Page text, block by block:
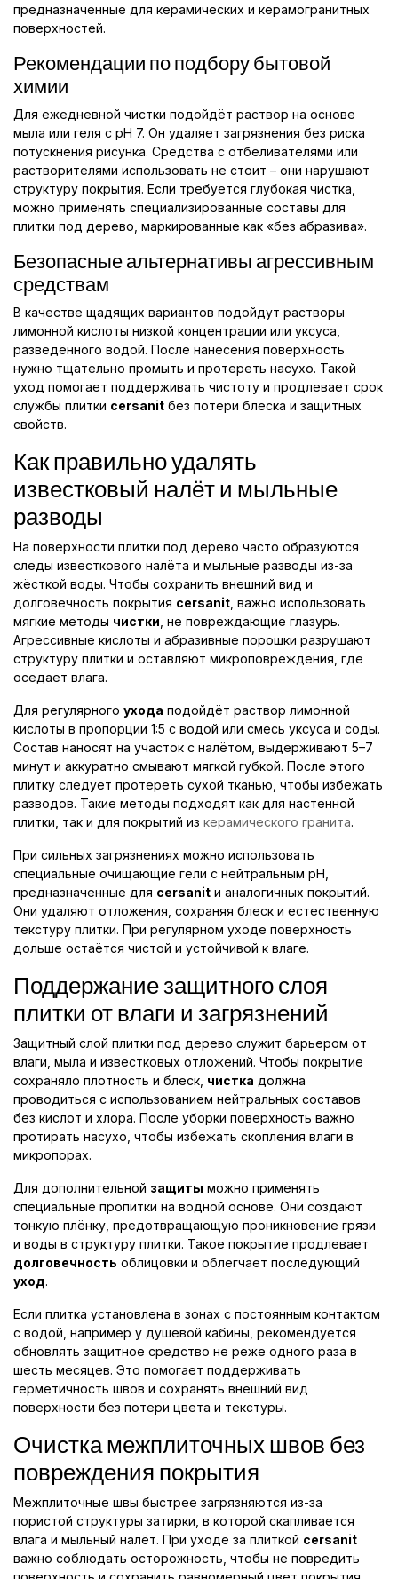
предназначенные для керамических и керамогранитных
поверхностей.
Рекомендации по подбору бытовой
химии
Для ежедневной чистки подойдёт раствор на основе
мыла или геля с pH 7. Он удаляет загрязнения без риска
потускнения рисунка. Средства с отбеливателями или
растворителями использовать не стоит – они нарушают
структуру покрытия. Если требуется глубокая чистка,
можно применять специализированные составы для
плитки под дерево, маркированные как «без абразива».
Безопасные альтернативы агрессивным
средствам
В качестве щадящих вариантов подойдут растворы
лимонной кислоты низкой концентрации или уксуса,
разведённого водой. После нанесения поверхность
нужно тщательно промыть и протереть насухо. Такой
уход помогает поддерживать чистоту и продлевает срок
службы плитки cersanit без потери блеска и защитных
свойств.
Как правильно удалять
известковый налёт и мыльные
разводы
На поверхности плитки под дерево часто образуются
следы известкового налёта и мыльные разводы из-за
жёсткой воды. Чтобы сохранить внешний вид и
долговечность покрытия cersanit , важно использовать
мягкие методы чистки , не повреждающие глазурь.
Агрессивные кислоты и абразивные порошки разрушают
структуру плитки и оставляют микроповреждения, где
оседает влага.
Для регулярного ухода подойдёт раствор лимонной
кислоты в пропорции 1:5 с водой или смесь уксуса и соды.
Состав наносят на участок с налётом, выдерживают 5–7
минут и аккуратно смывают мягкой губкой. После этого
плитку следует протереть сухой тканью, чтобы избежать
разводов. Такие методы подходят как для настенной
плитки, так и для покрытий из керамического гранита.
При сильных загрязнениях можно использовать
специальные очищающие гели с нейтральным pH,
предназначенные для cersanit и аналогичных покрытий.
Они удаляют отложения, сохраняя блеск и естественную
текстуру плитки. При регулярном уходе поверхность
дольше остаётся чистой и устойчивой к влаге.
Поддержание защитного слоя
плитки от влаги и загрязнений
Защитный слой плитки под дерево служит барьером от
влаги, мыла и известковых отложений. Чтобы покрытие
сохраняло плотность и блеск, чистка должна
проводиться с использованием нейтральных составов
без кислот и хлора. После уборки поверхность важно
протирать насухо, чтобы избежать скопления влаги в
микропорах.
Для дополнительной защиты можно применять
специальные пропитки на водной основе. Они создают
тонкую плёнку, предотвращающую проникновение грязи
и воды в структуру плитки. Такое покрытие продлевает
долговечность облицовки и облегчает последующий
уход.
Если плитка установлена в зонах с постоянным контактом
с водой, например у душевой кабины, рекомендуется
обновлять защитное средство не реже одного раза в
шесть месяцев. Это помогает поддерживать
герметичность швов и сохранять внешний вид
поверхности без потери цвета и текстуры.
Очистка межплиточных швов без
повреждения покрытия
Межплиточные швы быстрее загрязняются из-за
пористой структуры затирки, в которой скапливается
влага и мыльный налёт. При уходе за плиткой cersanit
важно соблюдать осторожность, чтобы не повредить